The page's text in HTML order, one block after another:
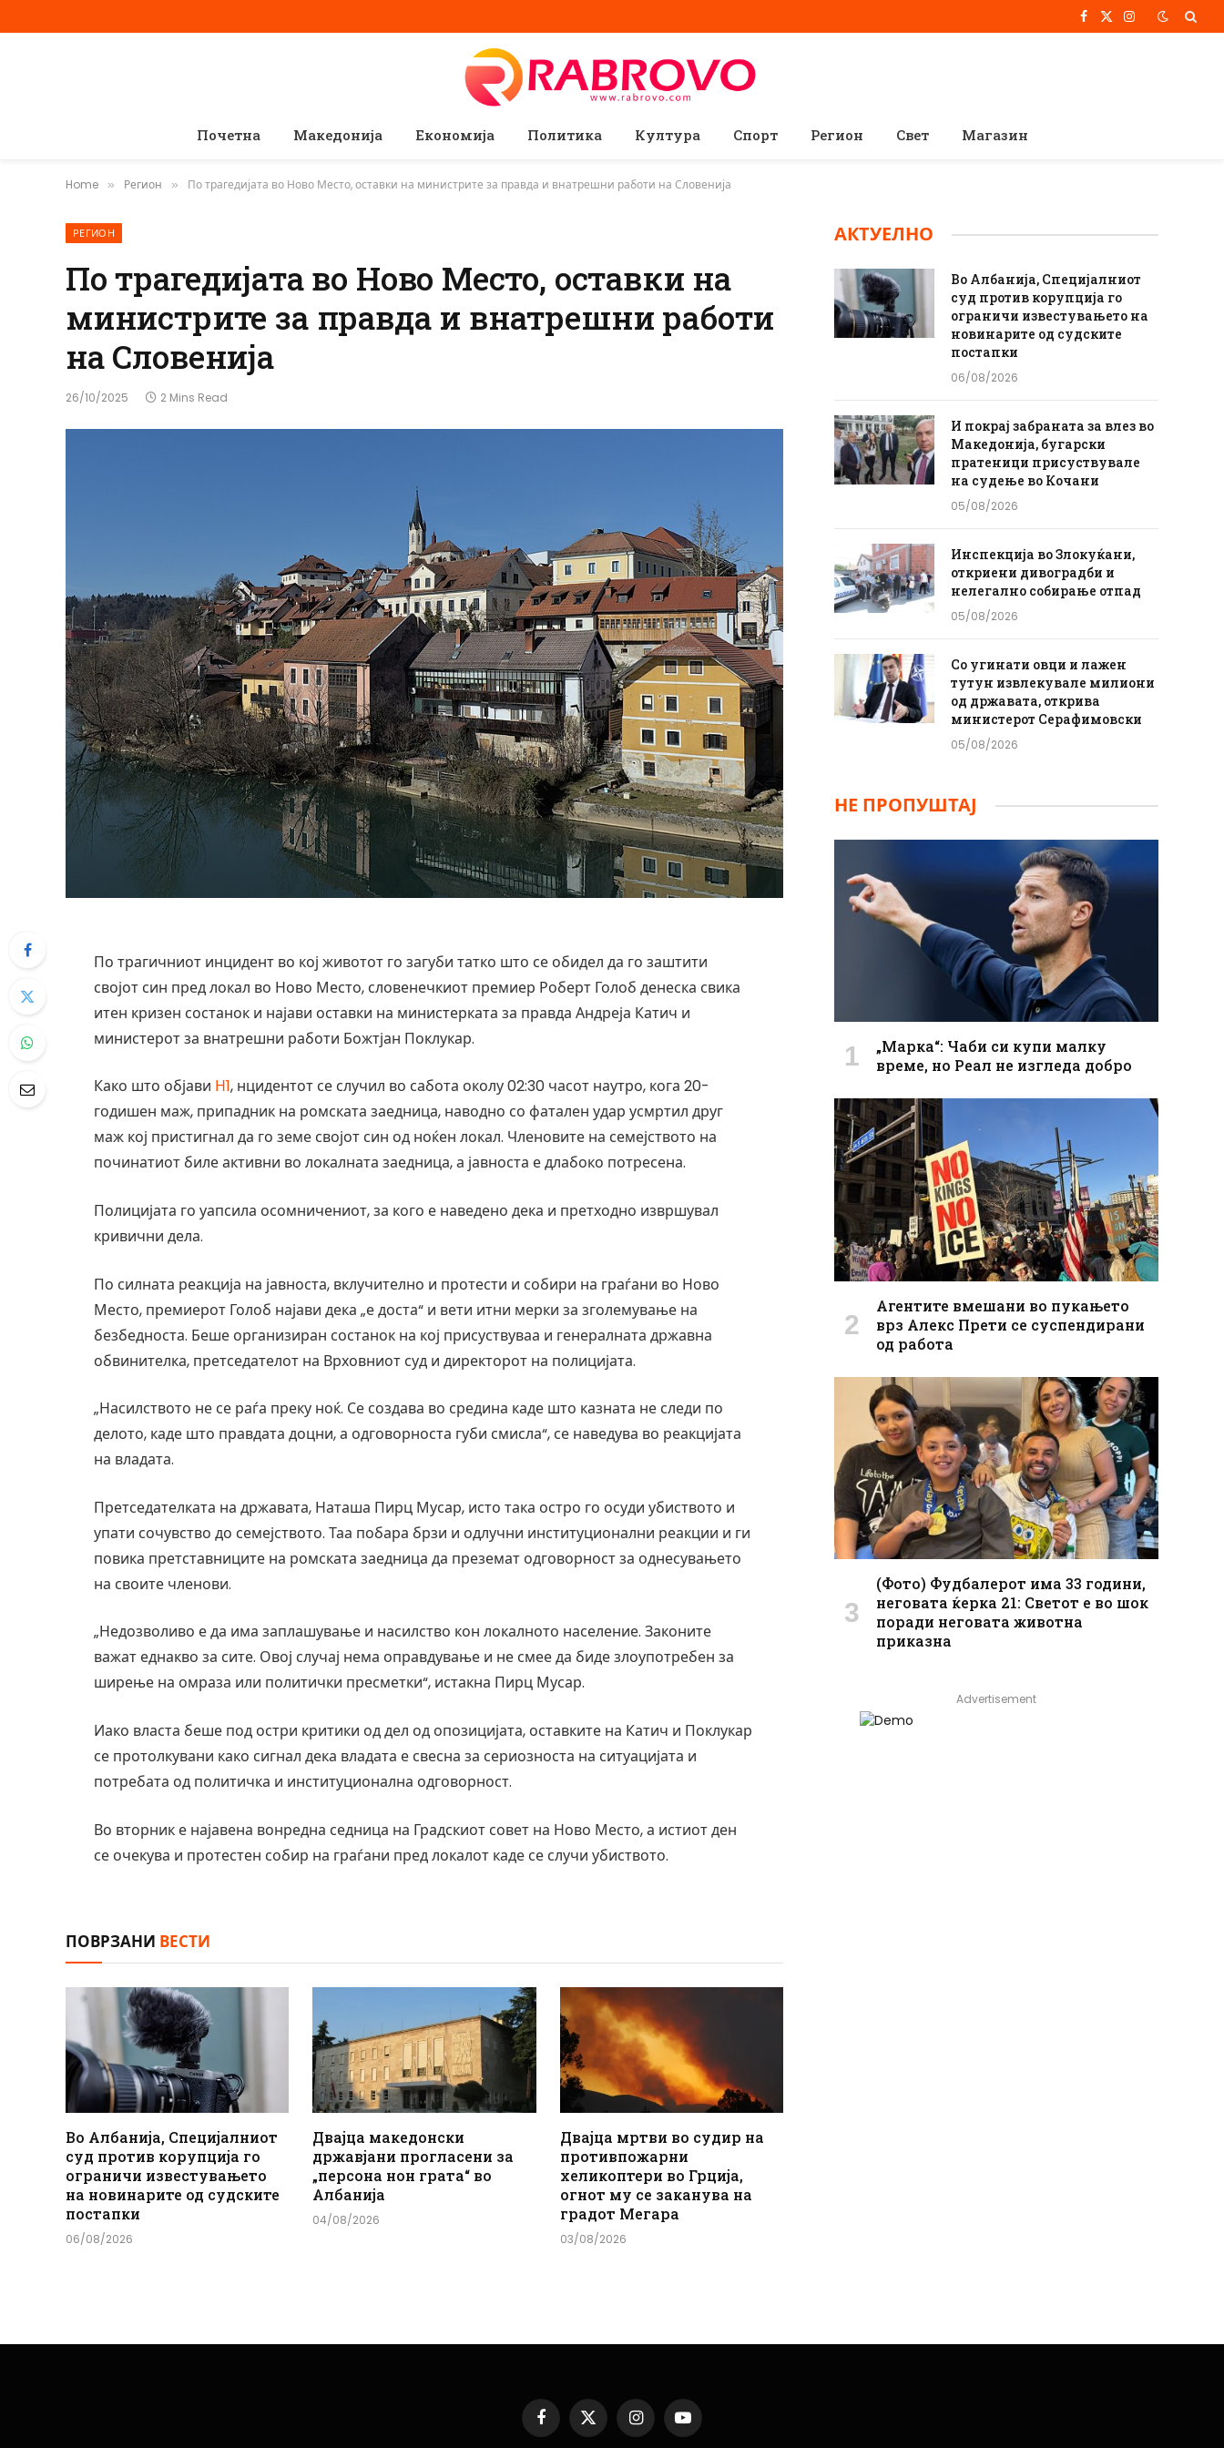
Facebook
X
Instagram
Почетна Македонија Економија Политика Култура Спорт Регион Свет Магазин
Home » Регион » По трагедијата во Ново Место, оставки на министрите за правда и внатрешни работи на Словенија
РЕГИОН
По трагедијата во Ново Место, оставки на
министрите за правда и внатрешни работи
на Словенија
26/10/2025 2 Mins Read
По трагичниот инцидент во кој животот го загуби татко што се обидел да го заштити
својот син пред локал во Ново Место, словенечкиот премиер Роберт Голоб денеска свика
итен кризен состанок и најави оставки на министерката за правда Андреја Катич и
министерот за внатрешни работи Божтјан Поклукар.
Како што објави Н1, нцидентот се случил во сабота околу 02:30 часот наутро, кога 20-
годишен маж, припадник на ромската заедница, наводно со фатален удар усмртил друг
маж кој пристигнал да го земе својот син од ноќен локал. Членовите на семејството на
починатиот биле активни во локалната заедница, а јавноста е длабоко потресена.
Полицијата го уапсила осомничениот, за кого е наведено дека и претходно извршувал
кривични дела.
По силната реакција на јавноста, вклучително и протести и собири на граѓани во Ново
Место, премиерот Голоб најави дека „е доста“ и вети итни мерки за зголемување на
безбедноста. Беше организиран состанок на кој присуствуваа и генералната државна
обвинителка, претседателот на Врховниот суд и директорот на полицијата.
„Насилството не се раѓа преку ноќ. Се создава во средина каде што казната не следи по
делото, каде што правдата доцни, а одговорноста губи смисла“, се наведува во реакцијата
на владата.
Претседателката на државата, Наташа Пирц Мусар, исто така остро го осуди убиството и
упати сочувство до семејството. Таа побара брзи и одлучни институционални реакции и ги
повика претставниците на ромската заедница да преземат одговорност за однесувањето
на своите членови.
„Недозволиво е да има заплашување и насилство кон локалното население. Законите
важат еднакво за сите. Овој случај нема оправдување и не смее да биде злоупотребен за
ширење на омраза или политички пресметки“, истакна Пирц Мусар.
Иако власта беше под остри критики од дел од опозицијата, оставките на Катич и Поклукар
се протолкувани како сигнал дека владата е свесна за сериозноста на ситуацијата и
потребата од политичка и институционална одговорност.
Во вторник е најавена вонредна седница на Градскиот совет на Ново Место, а истиот ден
се очекува и протестен собир на граѓани пред локалот каде се случи убиството.
ПОВРЗАНИ ВЕСТИ
Во Албанија, Специјалниот
суд против корупција го
ограничи известувањето
на новинарите од судските
постапки
06/08/2026
Двајца македонски
државјани прогласени за
„персона нон грата“ во
Албанија
04/08/2026
Двајца мртви во судир на
противпожарни
хеликоптери во Грција,
огнот му се заканува на
градот Мегара
03/08/2026
АКТУЕЛНО
Во Албанија, Специјалниот
суд против корупција го
ограничи известувањето на
новинарите од судските
постапки
06/08/2026
И покрај забраната за влез во
Македонија, бугарски
пратеници присуствувале
на судење во Кочани
05/08/2026
Инспекција во Злокуќани,
откриени дивоградби и
нелегално собирање отпад
05/08/2026
Со угинати овци и лажен
тутун извлекувале милиони
од државата, открива
министерот Серафимовски
05/08/2026
НЕ ПРОПУШТАЈ
„Марка“: Чаби си купи малку
време, но Реал не изгледа добро
Агентите вмешани во пукањето
врз Алекс Прети се суспендирани
од работа
(Фото) Фудбалерот има 33 години,
неговата ќерка 21: Светот е во шок
поради неговата животна
приказна
Advertisement
Facebook
X
(Twitter)
InstagramYouTube